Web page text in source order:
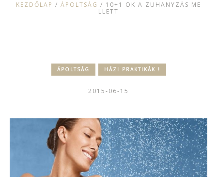
KEZDŐLAP / ÁPOLTSÁG / 10+1 OK A ZUHANYZÁS ME
LLETT
ÁPOLTSÁG HÁZI PRAKTIKÁK !
2015-06-15